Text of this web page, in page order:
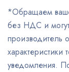
*Обращаем
без НДС и могут
производитель
характеристики
уведомления.